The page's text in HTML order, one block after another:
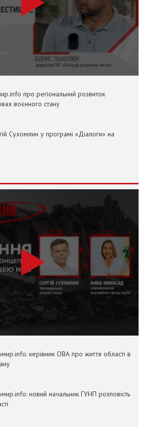
про регіональний розвиток
воєнного стану
Сухомлин у програмі «Діалоги» на
керівник ОВА про життя області в
новий начальник ГУНП розповість